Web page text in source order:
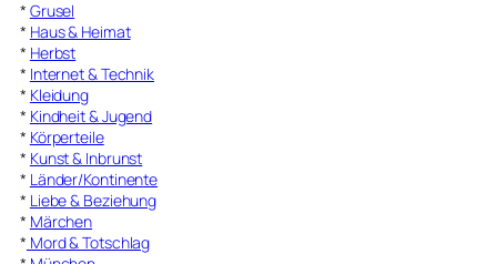
* Grusel
* Haus & Heimat
* Herbst
* Internet & Technik
* Kleidung
* Kindheit & Jugend
* Körperteile
* Kunst & Inbrunst
* Länder/Kontinente
* Liebe & Beziehung
* Märchen
* Mord & Totschlag